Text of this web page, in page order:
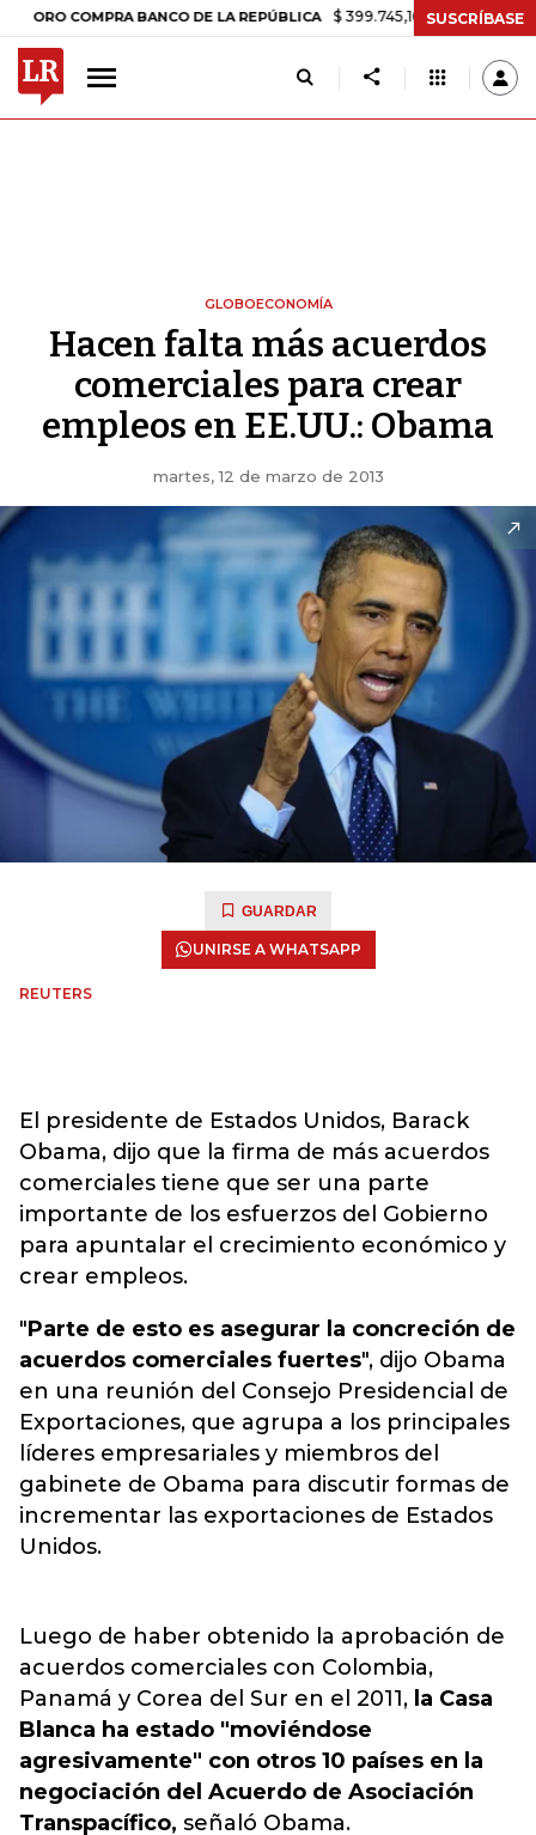
COMPRA BANCO DE LA REPÚBLICA $ 399.745,16 +$ 2.295,71 +0,58%
SUSCRÍBASE
GLOBOECONOMÍA
Hacen falta más acuerdos
comerciales para crear
empleos en EE.UU.: Obama
martes, 12 de marzo de 2013
GUARDAR
UNIRSE A WHATSAPP
REUTERS
El presidente de Estados Unidos, Barack
Obama, dijo que la firma de más acuerdos
comerciales tiene que ser una parte
importante de los esfuerzos del Gobierno
para apuntalar el crecimiento económico y
crear empleos.
"Parte de esto es asegurar la concreción de
acuerdos comerciales fuertes", dijo Obama
en una reunión del Consejo Presidencial de
Exportaciones, que agrupa a los principales
líderes empresariales y miembros del
gabinete de Obama para discutir formas de
incrementar las exportaciones de Estados
Unidos.
Luego de haber obtenido la aprobación de
acuerdos comerciales con Colombia,
Panamá y Corea del Sur en el 2011, la Casa
Blanca ha estado "moviéndose
agresivamente" con otros 10 países en la
negociación del Acuerdo de Asociación
Transpacífico, señaló Obama.